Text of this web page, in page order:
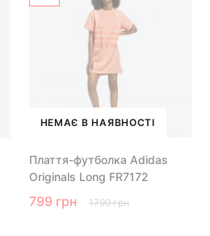
НЕМАЄ В НАЯВНОСТІ
Плаття-футболка Аdidas
Originals Long FR7172
799 грн 1799 грн